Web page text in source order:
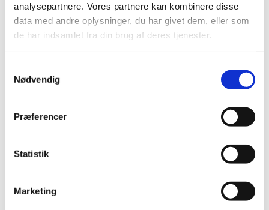
analysepartnere. Vores partnere kan kombinere disse
data med andre oplysninger, du har givet dem, eller som
de har indsamlet fra din brug af deres tjenester.
Nødvendig
Præferencer
Statistik
Marketing